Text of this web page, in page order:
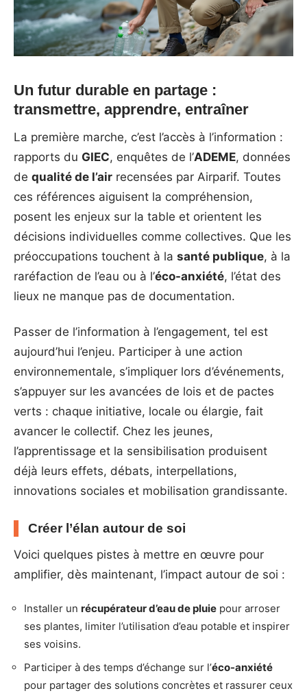
Un futur durable en partage :
transmettre, apprendre, entraîner
La première marche, c’est l’accès à l’information :
rapports du GIEC, enquêtes de l’ADEME, données
de qualité de l’air recensées par Airparif. Toutes
ces références aiguisent la compréhension,
posent les enjeux sur la table et orientent les
décisions individuelles comme collectives. Que les
préoccupations touchent à la santé publique, à la
raréfaction de l’eau ou à l’éco-anxiété, l’état des
lieux ne manque pas de documentation.
Passer de l’information à l’engagement, tel est
aujourd’hui l’enjeu. Participer à une action
environnementale, s’impliquer lors d’événements,
s’appuyer sur les avancées de lois et de pactes
verts : chaque initiative, locale ou élargie, fait
avancer le collectif. Chez les jeunes,
l’apprentissage et la sensibilisation produisent
déjà leurs effets, débats, interpellations,
innovations sociales et mobilisation grandissante.
Créer l’élan autour de soi
Voici quelques pistes à mettre en œuvre pour
amplifier, dès maintenant, l’impact autour de soi :
Installer un récupérateur d’eau de pluie pour arroser
ses plantes, limiter l’utilisation d’eau potable et inspirer
ses voisins.
Participer à des temps d’échange sur l’éco-anxiété
pour partager des solutions concrètes et rassurer ceux